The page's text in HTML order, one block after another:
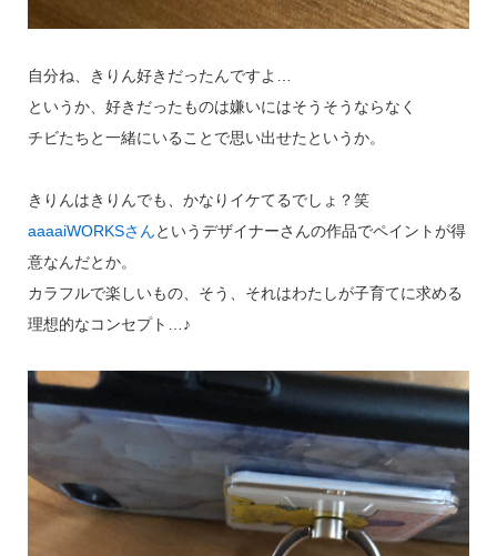
自分ね、きりん好きだったんですよ…
というか、好きだったものは嫌いにはそうそうならなく
チビたちと一緒にいることで思い出せたというか。
きりんはきりんでも、かなりイケてるでしょ？笑
aaaaiWORKSさんというデザイナーさんの作品でペイントが得
意なんだとか。
カラフルで楽しいもの、そう、それはわたしが子育てに求める
理想的なコンセプト…♪